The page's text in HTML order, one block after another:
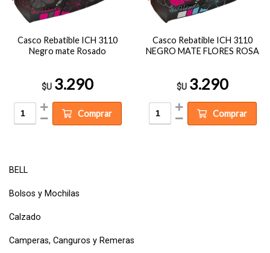
BELL
Bolsos y Mochilas
Calzado
Camperas, Canguros y Remeras
Casco Rebatible ICH 3110
Negro mate Rosado
$U 3.290
Comprar
Casco Rebatible ICH 3110
NEGRO MATE FLORES ROSA
$U 3.290
Comprar